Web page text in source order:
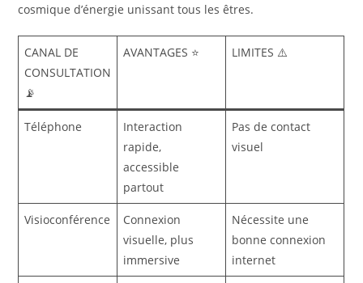
cosmique d’énergie unissant tous les êtres.
CANAL DE
CONSULTATION
📡
AVANTAGES ⭐ LIMITES ⚠️
Téléphone
Interaction
rapide,
accessible
partout
Pas de contact
visuel
Visioconférence
Connexion
visuelle, plus
immersive
Nécessite une
bonne connexion
internet